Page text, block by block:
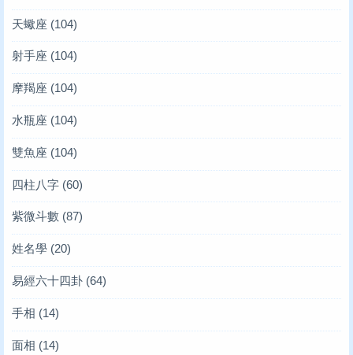
天蠍座 (104)
射手座 (104)
摩羯座 (104)
水瓶座 (104)
雙魚座 (104)
四柱八字 (60)
紫微斗數 (87)
姓名學 (20)
易經六十四卦 (64)
手相 (14)
面相 (14)